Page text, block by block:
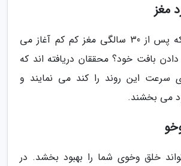
آیا می دانستید که پس از 30 سالگی مغز کم کم آغاز می
بافت خود؟ محققان دریافته اند که
سرعت این روند را کند می نمایند و
می بخشند.
خلق وخوی شما را بهبود بخشد. در